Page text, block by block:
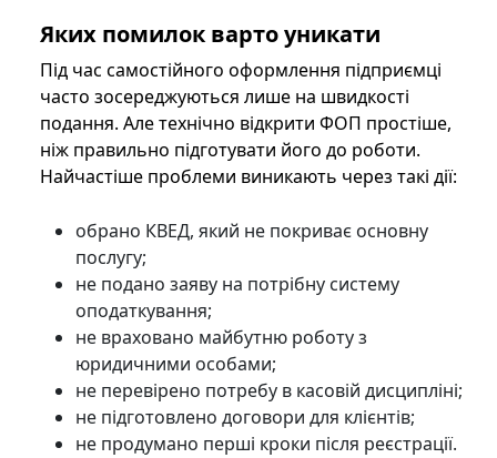
Яких помилок варто уникати
Під час самостійного оформлення підприємці
часто зосереджуються лише на швидкості
подання. Але технічно відкрити ФОП простіше,
ніж правильно підготувати його до роботи.
Найчастіше проблеми виникають через такі дії:
обрано КВЕД, який не покриває основну
послугу;
не подано заяву на потрібну систему
оподаткування;
не враховано майбутню роботу з
юридичними особами;
не перевірено потребу в касовій дисципліні;
не підготовлено договори для клієнтів;
не продумано перші кроки після реєстрації.